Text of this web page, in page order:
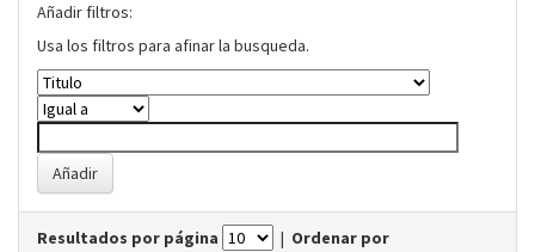
Añadir filtros:
Usa los filtros para afinar la busqueda.
Resultados por página | Ordenar por